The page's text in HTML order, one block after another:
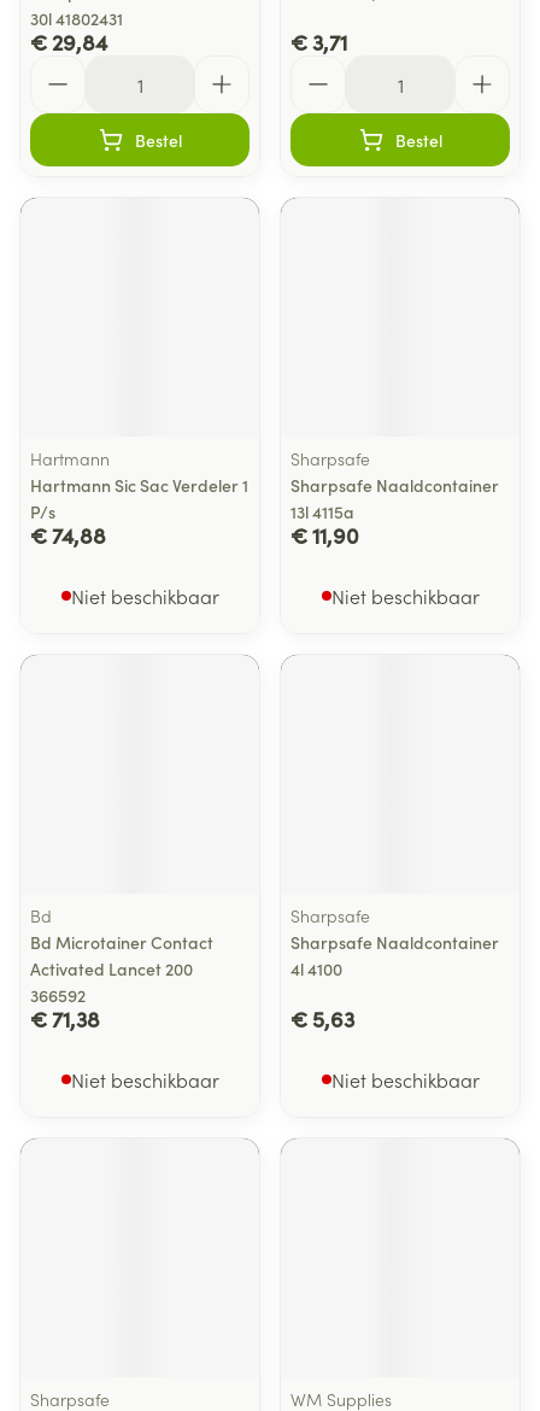
30l 41802431
€ 29,84
Bestel
€ 3,71
Bestel
Hartmann
Hartmann Sic Sac Verdeler 1
P/s
€ 74,88
Niet beschikbaar
Sharpsafe
Sharpsafe Naaldcontainer
13l 4115a
€ 11,90
Niet beschikbaar
Bd
Bd Microtainer Contact
Activated Lancet 200
366592
€ 71,38
Niet beschikbaar
Sharpsafe
Sharpsafe Naaldcontainer
4l 4100
€ 5,63
Niet beschikbaar
Sharpsafe
WM Supplies